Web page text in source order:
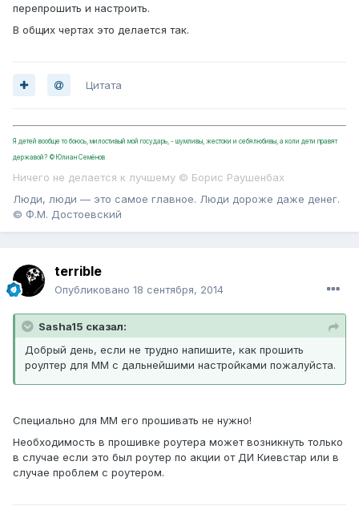
перепрошить и настроить.
В общих чертах это делается так.
Цитата
Я детей вообще то боюсь, милостивый мой государь, - шумливы, жестоки и себялюбивы, а коли дети правят
державой? ©Юлиан Семёнов
Ничего не делается к лучшему © Борис Раушенбах
Люди, люди — это самое главное. Люди дороже даже денег.
© Ф.М. Достоевский
terrible
Опубликовано 18 сентября, 2014
Sasha15 сказал:
Добрый день, если не трудно напишите, как прошить
роултер для ММ с дальнейшими настройками пожалуйста.
Специально для ММ его прошивать не нужно!
Необходимость в прошивке роутера может возникнуть только
в случае если это был роутер по акции от ДИ Киевстар или в
случае проблем с роутером.